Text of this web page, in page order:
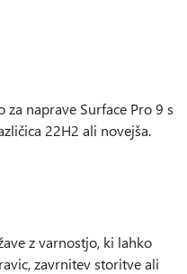
naprave Surface Pro 9 s
22H2 ali novejša.
z varnostjo, ki lahko
zavrnitev storitve ali